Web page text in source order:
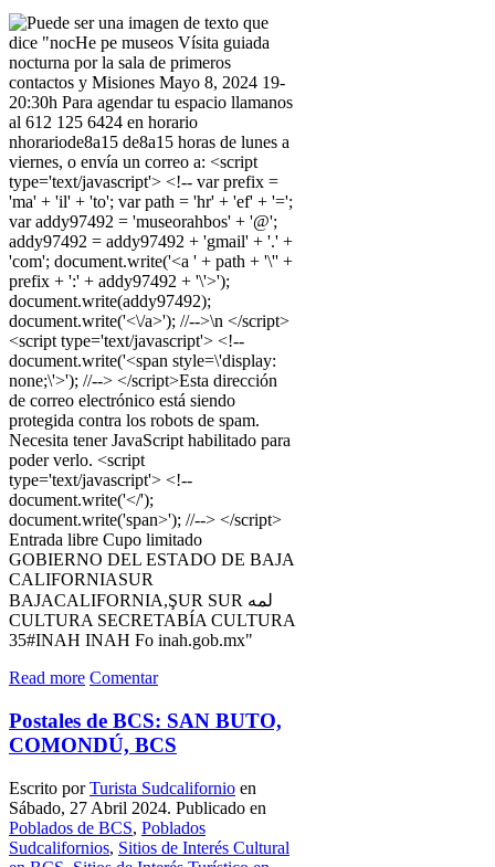
Read more Comentar
Postales de BCS: SAN BUTO,
COMONDÚ, BCS
Escrito porTurista Sudcalifornio en
Sábado, 27 Abril 2024. Publicado en
Poblados de BCS, Poblados
Sudcalifornios, Sitios de Interés Cultural